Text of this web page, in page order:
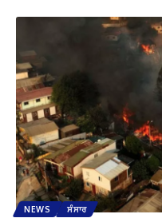
NEWS ਸੰਸਾਰ